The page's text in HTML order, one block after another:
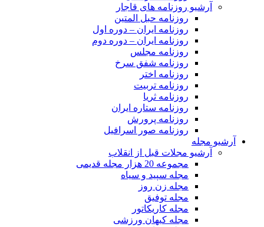
آرشیو روزنامه های قاجار
روزنامه حبل المتین
روزنامه ایران – دوره اول
روزنامه ایران – دوره دوم
روزنامه مجلس
روزنامه شفق سرخ
روزنامه اختر
روزنامه تربیت
روزنامه ثریا
روزنامه ستاره ایران
روزنامه پرورش
روزنامه صور اسرافیل
آرشیو مجله
آرشیو مجلات قبل از انقلاب
مجموعه 20 هزار مجله قدیمی
مجله سپید و سیاه
مجله زن روز
مجله توفیق
مجله کاریکاتور
مجله کیهان ورزشی